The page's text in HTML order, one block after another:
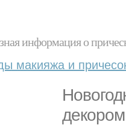
информация о
макияжа и